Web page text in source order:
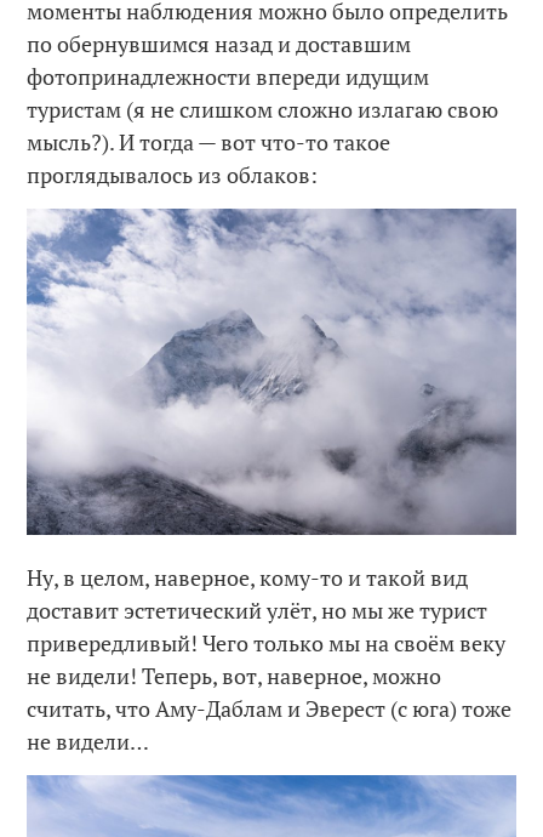
моменты наблюдения можно было определить
по обернувшимся назад и доставшим
фотопринадлежности впереди идущим
туристам (я не слишком сложно излагаю свою
мысль?). И тогда — вот что-то такое
проглядывалось из облаков:
Ну, в целом, наверное, кому-то и такой вид
доставит эстетический улёт, но мы же турист
привередливый! Чего только мы на своём веку
не видели! Теперь, вот, наверное, можно
считать, что Аму-Даблам и Эверест (с юга) тоже
не видели…